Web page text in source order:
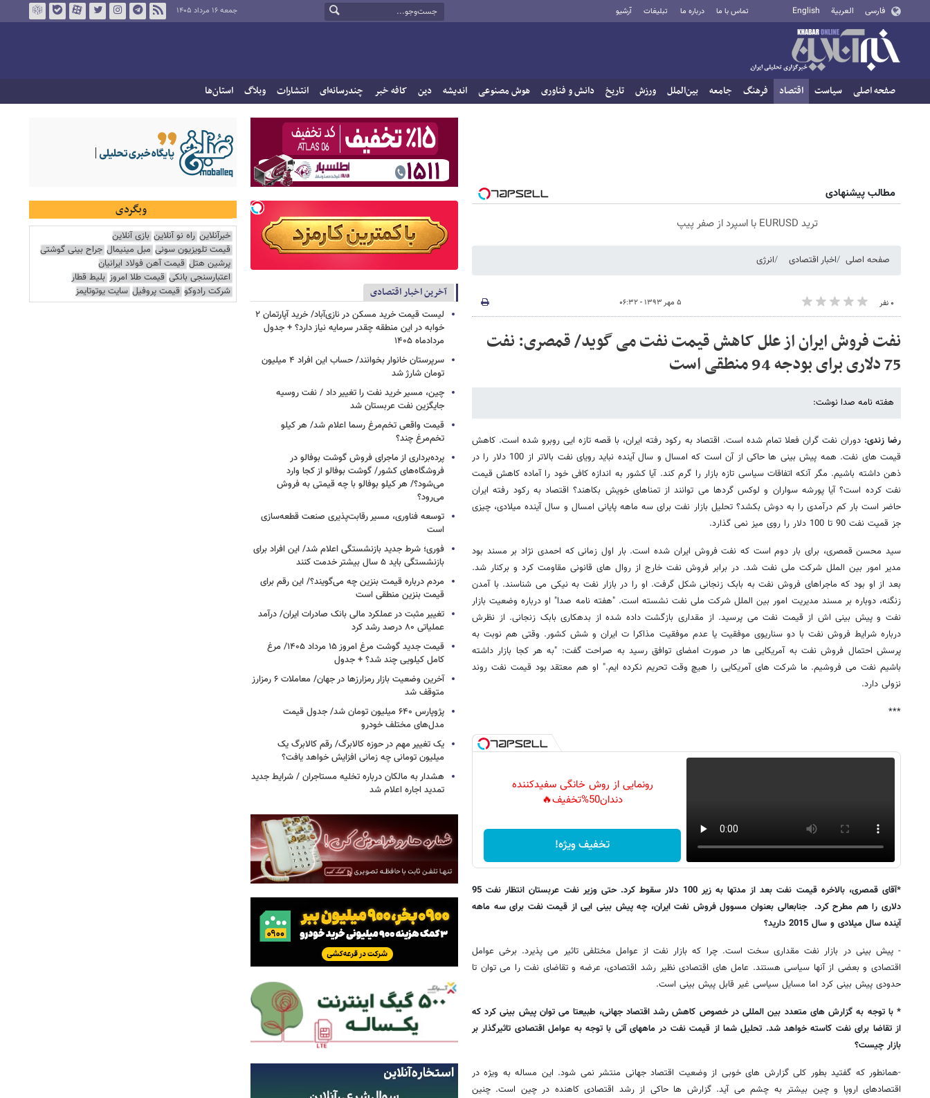
فارسی العربية English تماس با ما درباره ما تبلیغات آرشیو جمعه ۱۶ مرداد ۱۴۰۵
صفحه اصلی سیاست اقتصاد فرهنگ جامعه بین‌الملل ورزش تاریخ دانش و فناوری هوش مصنوعی اندیشه دین کافه خبر چندرسانه‌ای انتشارات وبلاگ استان‌ها
مطالب پیشنهادی
ترید EURUSD با اسپرد از صفر پیپ
صفحه اصلی اخبار اقتصادی انرژی
۰ نفر ۵ مهر ۱۳۹۳ - ۰۶:۳۲
نفت فروش ایران از علل کاهش قیمت نفت می گوید/ قمصری: نفت
75 دلاری برای بودجه 94 منطقی است
هفته نامه صدا نوشت:
رضا زندی:دوران نفت گران فعلا تمام شده است. اقتصاد به رکود رفته ایران، با قصه تازه ایی روبرو شده است. کاهش
قیمت های نفت. همه پیش بینی ها حاکی از آن است که امسال و سال آینده نباید رویای نفت بالاتر از 100 دلار را در
ذهن داشته باشیم. مگر آنکه اتفاقات سیاسی تازه بازار را گرم کند. آیا کشور به اندازه کافی خود را آماده کاهش قیمت
نفت کرده است؟ آیا پورشه سواران و لوکس گردها می توانند از تمناهای خویش بکاهند؟ اقتصاد به رکود رفته ایران
حاضر است بار کم درآمدی را به دوش بکشد؟ تحلیل بازار نفت برای سه ماهه پایانی امسال و سال آینده میلادی، چیزی
جز قمیت نفت 90 تا 100 دلار را روی میز نمی گذارد.
سید محسن قمصری، برای بار دوم است که نفت فروش ایران شده است. بار اول زمانی که احمدی نژاد بر مسند بود
مدیر امور بین الملل شرکت ملی نفت شد. در برابر فروش نفت خارج از روال های قانونی مقاومت کرد و برکنار شد.
بعد از او بود که ماجراهای فروش نفت به بابک زنجانی شکل گرفت. او را در بازار نفت به نیکی می شناسند. با آمدن
زنگنه، دوباره بر مسند مدیریت امور بین الملل شرکت ملی نفت نشسته است. "هفته نامه صدا" او درباره وضعیت بازار
نفت و پیش بینی اش از قیمت نفت می پرسید. از مقداری بازگشت داده شده از بدهکاری بابک زنجانی. از نظرش
درباره شرایط فروش نفت با دو سناریوی موفقیت یا عدم موفقیت مذاکرا ت ایران و شش کشور. وقتی هم نوبت به
پرسش احتمال فروش نفت به آمریکایی ها در صورت امضای توافق رسید به صراحت گفت: "به هر کجا بازار داشته
باشیم نفت می فروشیم. ما شرکت های آمریکایی را هیچ وقت تحریم نکرده ایم." او هم معتقد بود قیمت نفت روند
نزولی دارد.
***
رونمایی از روش خانگی سفیدکننده
دندان50%تخفیف🔥
تخفیف ویژه!
*آقای قمصری، بالاخره قیمت نفت بعد از مدتها به زیر 100 دلار سقوط کرد. حتی وزیر نفت عربستان انتظار نفت 95
دلاری را هم مطرح کرد. جنابعالی بعنوان مسوول فروش نفت ایران، چه پیش بینی ایی از قیمت نفت برای سه ماهه
آینده سال میلادی و سال 2015 دارید؟
- پیش بینی در بازار نفت مقداری سخت است. چرا که بازار نفت از عوامل مختلفی تاثیر می پذیرد. برخی عوامل
اقتصادی و بعضی از آنها سیاسی هستند. عامل های اقتصادی نظیر رشد اقتصادی، عرضه و تقاضای نفت را می توان تا
حدودی پیش بینی کرد اما مسایل سیاسی غیر قابل پیش بینی است.
* با توجه به گزارش های متعدد بین المللی در خصوص کاهش رشد اقتصاد جهانی، طبیعتا می توان پیش بینی کرد که
از تقاضا برای نفت کاسته خواهد شد. تحلیل شما از قیمت نفت در ماههای آتی با توجه به عوامل اقتصادی تاثیرگذار بر
بازار چیست؟
-همانطور که گفتید بطور کلی گزارش های خوبی از وضعیت اقتصاد جهانی منتشر نمی شود. این مساله به ویژه در
اقتصادهای اروپا و چین بیشتر به چشم می آید. گزارش ها حاکی از رشد اقتصادی کاهنده در چین است. چنین
آخرین اخبار اقتصادی
لیست قیمت خرید مسکن در نازی‌آباد/ خرید آپارتمان ۲
خوابه در این منطقه چقدر سرمایه نیاز دارد؟ + جدول
مردادماه ۱۴۰۵
سرپرستان خانوار بخوانند/ حساب این افراد ۴ میلیون
تومان شارژ شد
چین، مسیر خرید نفت را تغییر داد / نفت روسیه
جایگزین نفت عربستان شد
قیمت واقعی تخم‌مرغ رسما اعلام شد/ هر کیلو
تخم‌مرغ چند؟
پرده‌برداری از ماجرای فروش گوشت بوفالو در
فروشگاه‌های کشور/ گوشت بوفالو از کجا وارد
می‌شود؟/ هر کیلو بوفالو با چه قیمتی به فروش
می‌رود؟
توسعه فناوری، مسیر رقابت‌پذیری صنعت قطعه‌سازی
است
فوری؛ شرط جدید بازنشستگی اعلام شد/ این افراد برای
بازنشستگی باید ۵ سال بیشتر خدمت کنند
مردم درباره قیمت بنزین چه می‌گویند؟/ این رقم برای
قیمت بنزین منطقی است
تغییر مثبت در عملکرد مالی بانک صادرات ایران/ درآمد
عملیاتی ۸۰ درصد رشد کرد
قیمت جدید گوشت مرغ امروز ۱۵ مرداد ۱۴۰۵/ مرغ
کامل کیلویی چند شد؟ + جدول
آخرین وضعیت بازار رمزارزها در جهان/ معاملات ۶ رمزارز
متوقف شد
پژوپارس ۶۴۰ میلیون تومان شد/ جدول قیمت
مدل‌های مختلف خودرو
یک تغییر مهم در حوزه کالابرگ/ رقم کالابرگ یک
میلیون تومانی چه زمانی افزایش خواهد یافت؟
هشدار به مالکان درباره تخلیه مستاجران / شرایط جدید
تمدید اجاره اعلام شد
وبگردی
خبرآنلاین راه نو آنلاین بازی آنلاین
قیمت تلویزیون سونی مبل مینیمال جراح بینی گوشتی
پرشین هتل قیمت آهن فولاد ایرانیان
اعتبارسنجی بانکی قیمت طلا امروز بلیط قطار
شرکت رادوکو قیمت پروفیل سایت یوتوتایمز